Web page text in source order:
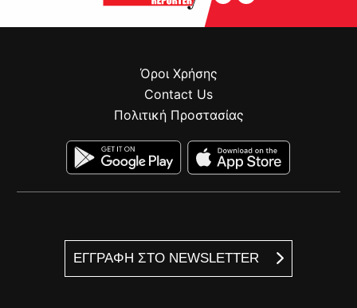
ΕΓΓΡΑΦΗ ΣΤΟ NEWSLETTER
Όροι Χρήσης
Contact Us
Πολιτική Προστασίας